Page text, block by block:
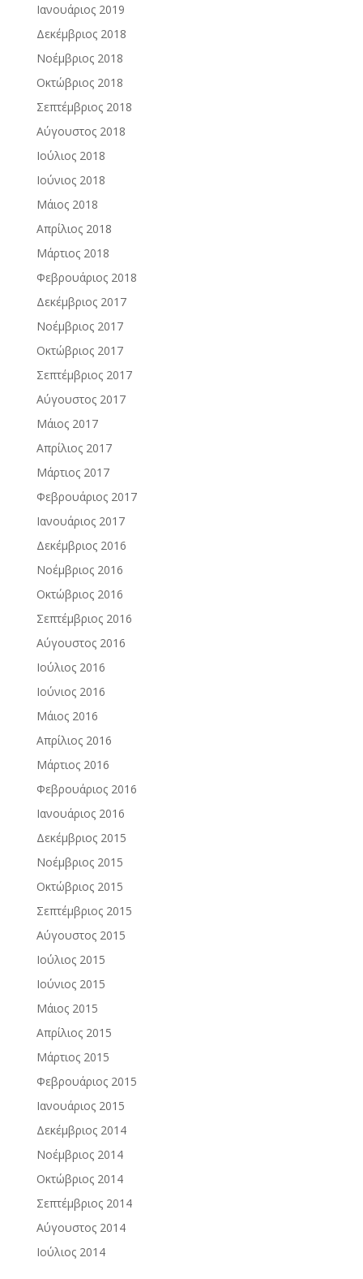
Ιανουάριος 2019
Δεκέμβριος 2018
Νοέμβριος 2018
Οκτώβριος 2018
Σεπτέμβριος 2018
Αύγουστος 2018
Ιούλιος 2018
Ιούνιος 2018
Μάιος 2018
Απρίλιος 2018
Μάρτιος 2018
Φεβρουάριος 2018
Δεκέμβριος 2017
Νοέμβριος 2017
Οκτώβριος 2017
Σεπτέμβριος 2017
Αύγουστος 2017
Μάιος 2017
Απρίλιος 2017
Μάρτιος 2017
Φεβρουάριος 2017
Ιανουάριος 2017
Δεκέμβριος 2016
Νοέμβριος 2016
Οκτώβριος 2016
Σεπτέμβριος 2016
Αύγουστος 2016
Ιούλιος 2016
Ιούνιος 2016
Μάιος 2016
Απρίλιος 2016
Μάρτιος 2016
Φεβρουάριος 2016
Ιανουάριος 2016
Δεκέμβριος 2015
Νοέμβριος 2015
Οκτώβριος 2015
Σεπτέμβριος 2015
Αύγουστος 2015
Ιούλιος 2015
Ιούνιος 2015
Μάιος 2015
Απρίλιος 2015
Μάρτιος 2015
Φεβρουάριος 2015
Ιανουάριος 2015
Δεκέμβριος 2014
Νοέμβριος 2014
Οκτώβριος 2014
Σεπτέμβριος 2014
Αύγουστος 2014
Ιούλιος 2014